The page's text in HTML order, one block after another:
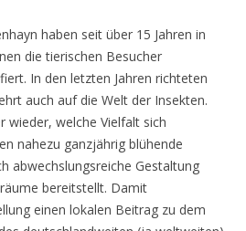
haben seit über 15 Jahren in
die tierischen Besucher
In den letzten Jahren richteten
auch auf die Welt der Insekten.
wieder, welche Vielfalt sich
nahezu ganzjährig blühende
abwechslungsreiche Gestaltung
bereitstellt. Damit
einen lokalen Beitrag zu dem